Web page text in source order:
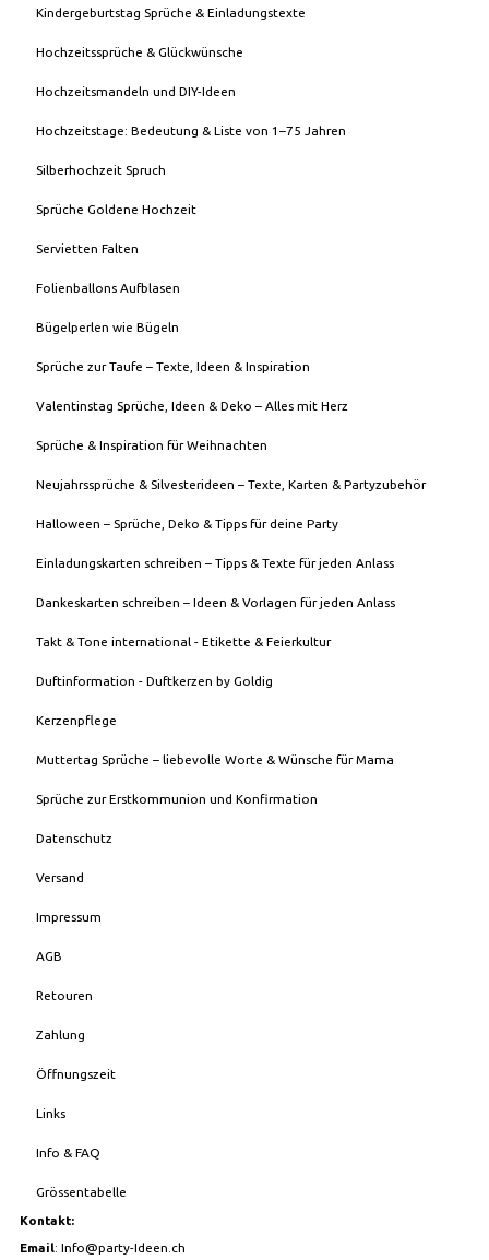
Kindergeburtstag Sprüche & Einladungstexte
Hochzeitssprüche & Glückwünsche
Hochzeitsmandeln und DIY-Ideen
Hochzeitstage: Bedeutung & Liste von 1–75 Jahren
Silberhochzeit Spruch
Sprüche Goldene Hochzeit
Servietten Falten
Folienballons Aufblasen
Bügelperlen wie Bügeln
Sprüche zur Taufe – Texte, Ideen & Inspiration
Valentinstag Sprüche, Ideen & Deko – Alles mit Herz
Sprüche & Inspiration für Weihnachten
Neujahrssprüche & Silvesterideen – Texte, Karten & Partyzubehör
Halloween – Sprüche, Deko & Tipps für deine Party
Einladungskarten schreiben – Tipps & Texte für jeden Anlass
Dankeskarten schreiben – Ideen & Vorlagen für jeden Anlass
Takt & Tone international - Etikette & Feierkultur
Duftinformation - Duftkerzen by Goldig
Kerzenpflege
Muttertag Sprüche – liebevolle Worte & Wünsche für Mama
Sprüche zur Erstkommunion und Konfirmation
Datenschutz
Versand
Impressum
AGB
Retouren
Zahlung
Öffnungszeit
Links
Info & FAQ
Grössentabelle
Kontakt:
Email: Info@party-Ideen.ch